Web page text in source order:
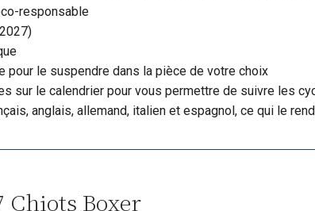
responsable
pour le suspendre dans la pièce de votre choix
sur le calendrier pour vous permettre de suivre les
anglais, allemand, italien et espagnol, ce qui le
Chiots Boxer